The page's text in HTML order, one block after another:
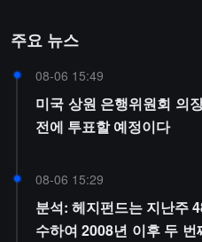
주요 뉴스
08-06 15:49
미국 상원 은행위원회 의
전에 투표할 예정이다
08-06 15:29
분석: 헤지펀드는 지난주
수하여 2008년 이후 두